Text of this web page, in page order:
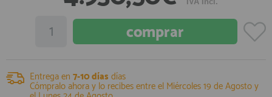
AFILIADOS
INFORMACION
registro profesional
Entrega en 7-10 días días
Cómpralo ahora y lo recibes entre el Miércoles 19 de Agostoy